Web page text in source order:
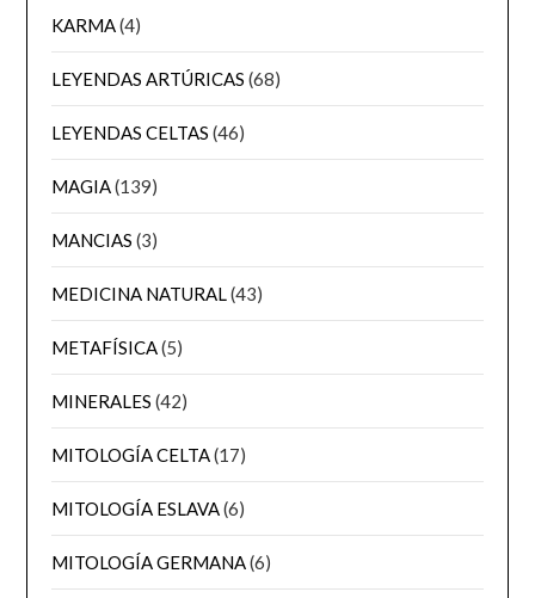
KARMA(4)
LEYENDAS ARTÚRICAS (68)
LEYENDAS CELTAS (46)
MAGIA(139)
MANCIAS (3)
MEDICINA NATURAL(43)
METAFÍSICA(5)
MINERALES (42)
MITOLOGÍA CELTA(17)
MITOLOGÍA ESLAVA(6)
MITOLOGÍA GERMANA(6)